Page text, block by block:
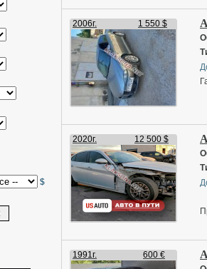
$
2006г.
1 550 $
2020г. 12 500 $
1991г. 600 €